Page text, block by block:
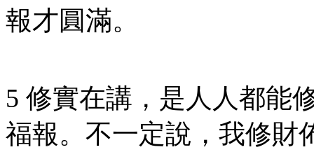
報才圓滿。
5 修實在講，是人人都能
福報。不一定說，我修財